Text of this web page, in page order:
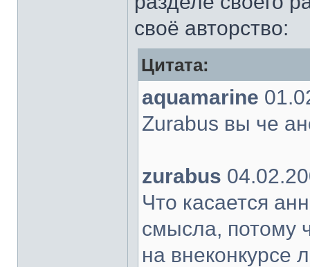
своё авторство:
Цитата:
aquamarine
Zurabus вы че
zurabus
Что касается
смысла, потому
на внеконкурсе